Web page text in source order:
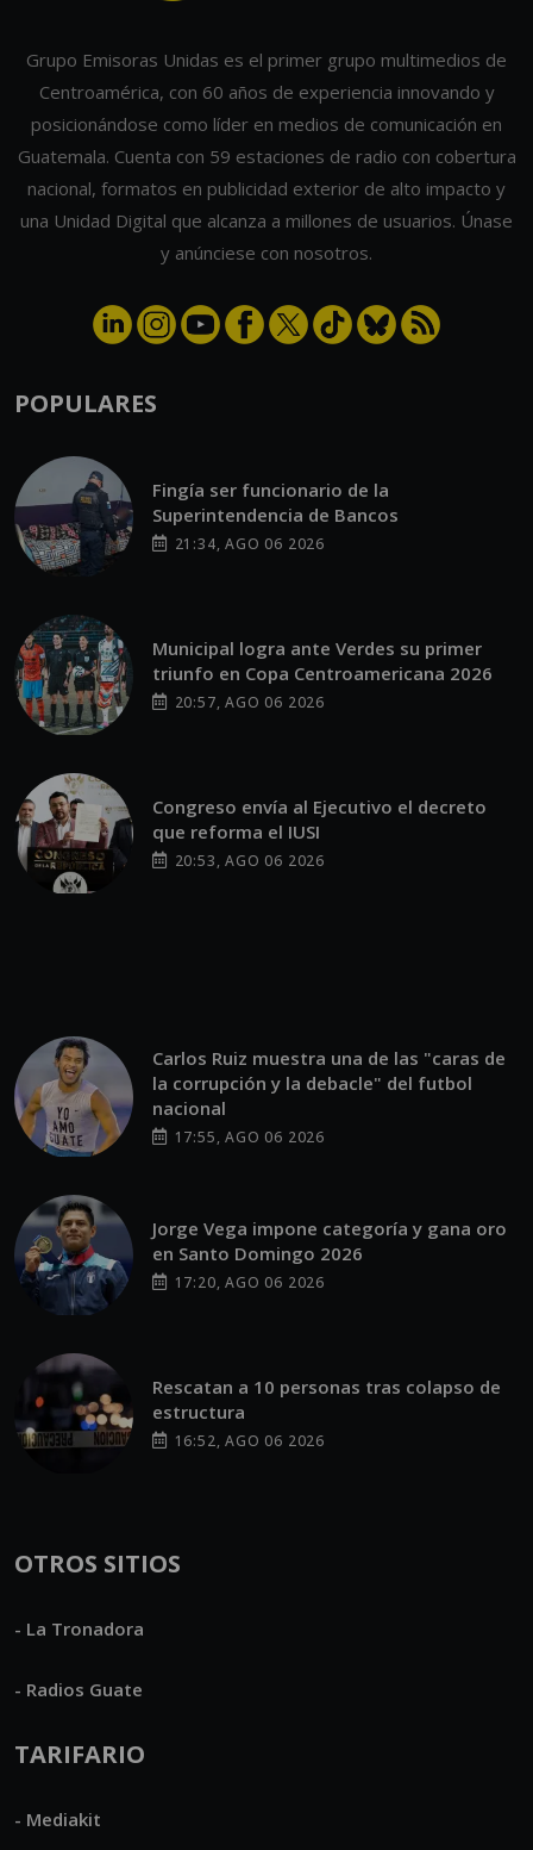
Grupo Emisoras Unidas es el primer grupo multimedios de
Centroamérica, con 60 años de experiencia innovando y
posicionándose como líder en medios de comunicación en
Guatemala. Cuenta con 59 estaciones de radio con cobertura
nacional, formatos en publicidad exterior de alto impacto y
una Unidad Digital que alcanza a millones de usuarios. Únase
y anúnciese con nosotros.
POPULARES
Fingía ser funcionario de la
Superintendencia de Bancos
21:34, AGO 06 2026
Municipal logra ante Verdes su primer
triunfo en Copa Centroamericana 2026
20:57, AGO 06 2026
Congreso envía al Ejecutivo el decreto
que reforma el IUSI
20:53, AGO 06 2026
Carlos Ruiz muestra una de las "caras de
la corrupción y la debacle" del futbol
nacional
17:55, AGO 06 2026
Jorge Vega impone categoría y gana oro
en Santo Domingo 2026
17:20, AGO 06 2026
Rescatan a 10 personas tras colapso de
estructura
16:52, AGO 06 2026
OTROS SITIOS
- La Tronadora
- Radios Guate
TARIFARIO
- Mediakit